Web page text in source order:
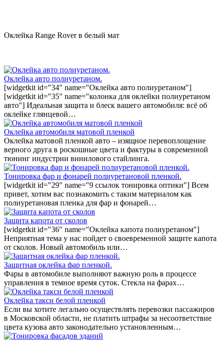
Оклейка Range Rover в белый мат
Оклейка авто полиуретаном.
[widgetkit id="34" name="Оклейка авто полиуретаном"]
[widgetkit id="35" name="колонка для оклейки полиуретаном
авто"] Идеальная защита и блеск вашего автомобиля: всё об
оклейке глянцевой…
Оклейка автомобиля матовой пленкой
Оклейка матовой пленкой авто – изящное перевоплощение
верного друга в роскошные цвета и фактуры в современной
тюнинг индустрии винилового стайлинга.
Тонировка фар и фонарей полиуретановой пленкой.
[widgetkit id="29" name="9 ссылок тонировка оптики"] Всем
привет, хотим вас познакомить с таким материалом как
полиуретановая пленка для фар и фонарей…
Защита капота от сколов
[widgetkit id="36" name="Оклейка капота полиуретаном"]
Неприятная тема у нас пойдет о своевременной защите капота
от сколов. Новый автомобиль или…
Защитная оклейка фар пленкой.
Фары в автомобиле выполняют важную роль в процессе
управления в темное время суток. Стекла на фарах…
Оклейка такси белой пленкой
Если вы хотите легально осуществлять перевозки пассажиров
в Московской области, не платить штрафы за несоответствие
цвета кузова авто законодательно установленным…